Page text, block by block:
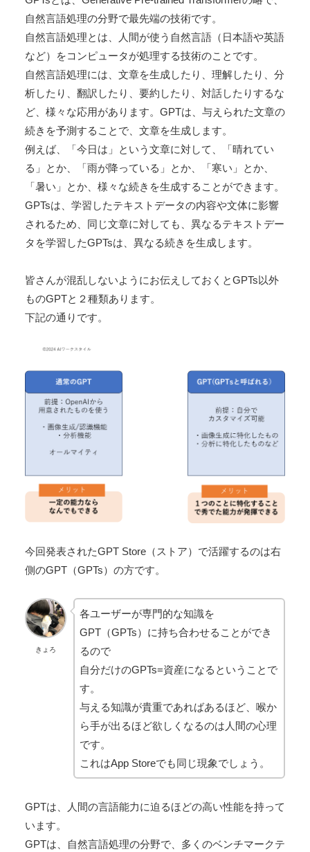
自然言語処理の分野で最先端の技術です。
自然言語処理とは、人間が使う自然言語（日本語や英語
など）をコンピュータが処理する技術のことです。
自然言語処理には、文章を生成したり、理解したり、分
析したり、翻訳したり、要約したり、対話したりするな
ど、様々な応用があります。GPTは、与えられた文章の
続きを予測することで、文章を生成します。
例えば、「今日は」という文章に対して、「晴れてい
る」とか、「雨が降っている」とか、「寒い」とか、
「暑い」とか、様々な続きを生成することができます。
GPTsは、学習したテキストデータの内容や文体に影響
されるため、同じ文章に対しても、異なるテキストデー
タを学習したGPTsは、異なる続きを生成します。
皆さんが混乱しないようにお伝えしておくとGPTs以外
ものGPTと２種類あります。
下記の通りです。
今回発表されたGPT Store（ストア）で活躍するのは右
側のGPT（GPTs）の方です。
きょろ
各ユーザーが専門的な知識を
GPT（GPTs）に持ち合わせることができ
るので
自分だけのGPTs=資産になるということで
す。
与える知識が貴重であればあるほど、喉か
ら手が出るほど欲しくなるのは人間の心理
です。
これはApp Storeでも同じ現象でしょう。
GPTは、人間の言語能力に迫るほどの高い性能を持って
います。
GPTは、自然言語処理の分野で、多くのベンチマークテ